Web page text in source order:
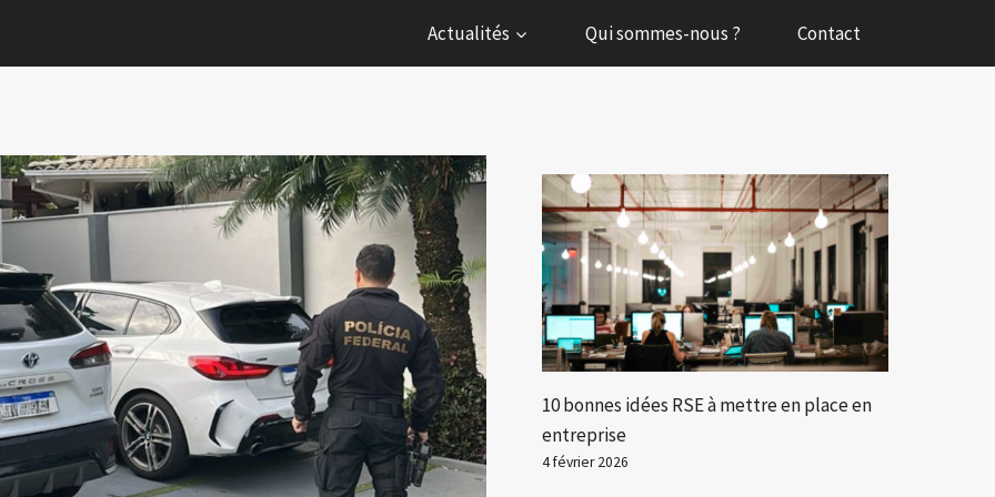
Actualités Qui sommes-nous ? Contact
10 bonnes idées RSE à mettre en place en
entreprise
4 février 2026